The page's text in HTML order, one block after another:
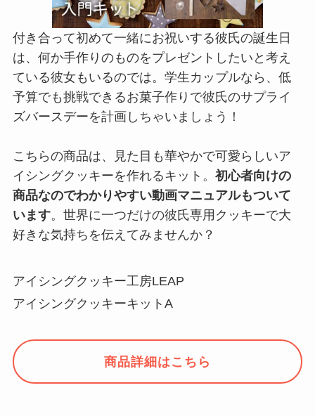
付き合って初めて一緒にお祝いする彼氏の誕生日
は、何か手作りのものをプレゼントしたいと考え
ている彼女もいるのでは。学生カップルなら、低
予算でも挑戦できるお菓子作りで彼氏のサプライ
ズバースデーを計画しちゃいましょう！
こちらの商品は、見た目も華やかで可愛らしいア
イシングクッキーを作れるキット。 初心者向けの
商品なのでわかりやすい動画マニュアルもついて
います。世界に一つだけの彼氏専用クッキーで大
好きな気持ちを伝えてみませんか？
アイシングクッキー工房LEAP
アイシングクッキーキットA
商品詳細はこちら